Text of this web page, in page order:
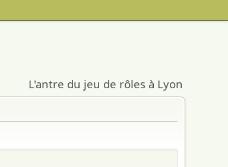
L'antre du jeu de rôles à Lyon